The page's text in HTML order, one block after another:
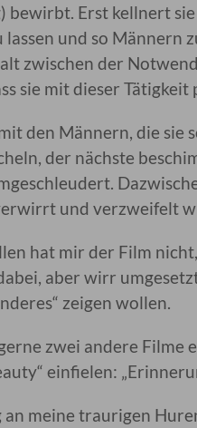
Erst kellnert sie
lassen und so Männern
zwischen der
sie mit dieser
den Männern, die sie
der nächste
und verzweifelt
hat mir der Film
aber wirr
zeigen wollen.
zwei andere Filme
einfielen:
an meine traurigen